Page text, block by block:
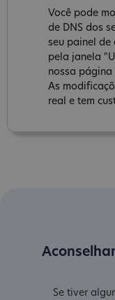
Você pode
de DNS dos
seu painel de
pela janela
nossa página
As
real e tem
Se tiver